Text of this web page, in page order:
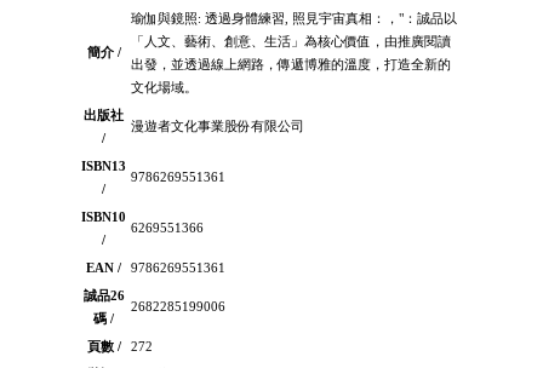
簡介 /
瑜伽與鏡照: 透過身體練習, 照見宇宙真相：，"：誠品以
「人文、藝術、創意、生活」為核心價值，由推廣閱讀
出發，並透過線上網路，傳遞博雅的溫度，打造全新的
文化場域。
出版社
/
漫遊者文化事業股份有限公司
ISBN13
/
9786269551361
ISBN10
/
6269551366
EAN /
9786269551361
誠品26
碼 /
2682285199006
頁數 /
272